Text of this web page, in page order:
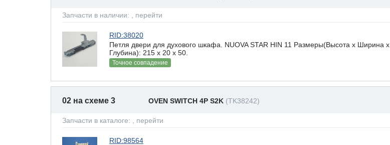
Запчасти в наличии: , перейти
RID:38020
Петля двери для духового шкафа. NUOVA STAR HIN 11 Размеры(Высота х Ширина х
Глубина): 215 x 20 х 50.
Точное совпадение
02 на схеме 3 OVEN SWITCH 4P S2K (TK38242)
Запчасти в каталоге: , перейти
RID:98564